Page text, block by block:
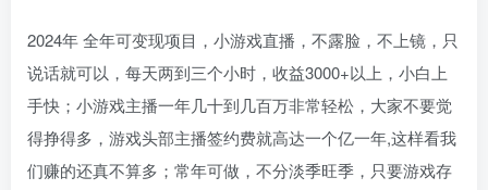
2024年 全年可变现项目，小游戏直播，不露脸，不上镜，只
说话就可以，每天两到三个小时，收益3000+以上，小白上
手快；小游戏主播一年几十到几百万非常轻松，大家不要觉
得挣得多，游戏头部主播签约费就高达一个亿一年,这样看我
们赚的还真不算多；常年可做，不分淡季旺季，只要游戏存